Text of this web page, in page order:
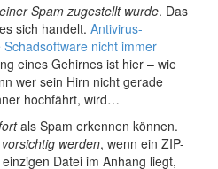
Spam zugestellt wurde. Das
sich handelt. Antivirus-
nicht immer
eines Gehirnes ist hier – wie
wer sein Hirn nicht gerade
hochfährt, wird…
als Spam erkennen können.
werden, wenn ein ZIP-
Datei im Anhang liegt,